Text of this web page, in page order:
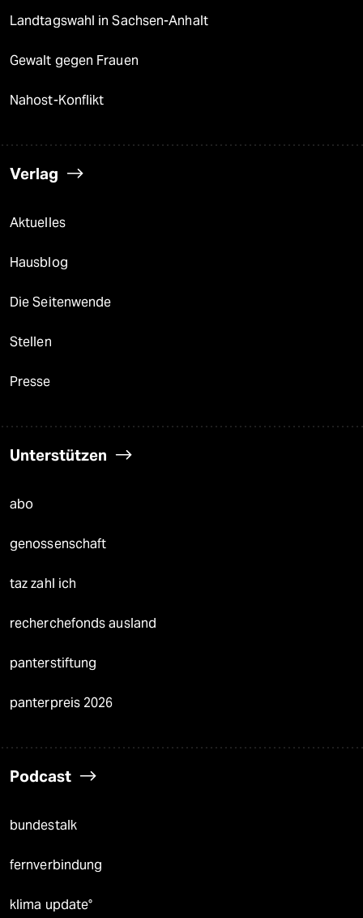
Landtagswahl in Sachsen-Anhalt
Gewalt gegen Frauen
Nahost-Konflikt
Verlag
Aktuelles
Hausblog
Die Seitenwende
Stellen
Presse
Unterstützen
abo
genossenschaft
taz zahl ich
recherchefonds ausland
panterstiftung
panterpreis 2026
Podcast
bundestalk
fernverbindung
klima update°